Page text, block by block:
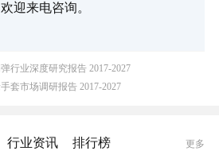
迎来电咨询。
行业深度研究报告 2017-2027
套市场调研报告 2017-2027
行业资讯 排行榜 更多